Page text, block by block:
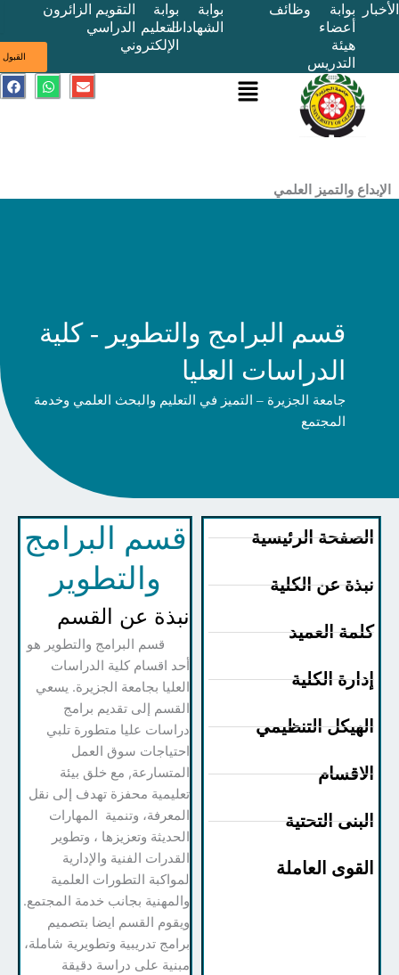
بوابة
التدريس
وظائف
الشهادات
بوابة
التعليم
الإلكتروني
التقويم
الدراسي
الزائرون
والتميز العلمي
القائمة E
W
h
F
a
قسم البرامج والتطوير - كلية
الدراسات العليا
جامعة الجزيرة – التميز في التعليم والبحث العلمي وخدمة
المجتمع
الرئيسية
عن الكلية
العميد
الكلية
التنظيمي
التحتية
العاملة
قسم البرامج
والتطوير
نبذة عن القسم
قسم البرامج والتطوير هو
أحد اقسام كلية الدراسات
العليا بجامعة الجزيرة. يسعي
القسم إلى تقديم برامج
دراسات عليا متطورة تلبي
احتياجات سوق العمل
المتسارعة, مع خلق بيئة
تعليمية محفزة تهدف إلى نقل
المعرفة، وتنمية المهارات
الحديثة وتعزيزها ، وتطوير
القدرات الفنية والإدارية
لمواكبة التطورات العلمية
والمهنية بجانب خدمة المجتمع.
ويقوم القسم ايضا بتصميم
برامج تدريبية وتطويرية شاملة،
مبنية على دراسة دقيقة